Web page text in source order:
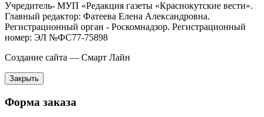
Учредитель- МУП «Редакция газеты «Краснокутские вести».
Главный редактор: Фатеева Елена Александровна.
Регистрационный орган - Роскомнадзор. Регистрационный
номер: ЭЛ №ФС77-75898
Создание сайта — Смарт Лайн
Закрыть
Форма заказа